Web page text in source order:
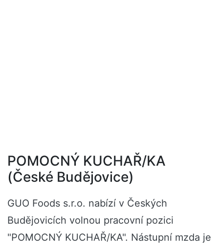
POMOCNÝ KUCHAŘ/KA
(České Budějovice)
GUO Foods s.r.o. nabízí v Českých
Budějovicích volnou pracovní pozici
"POMOCNÝ KUCHAŘ/KA". Nástupní mzda je